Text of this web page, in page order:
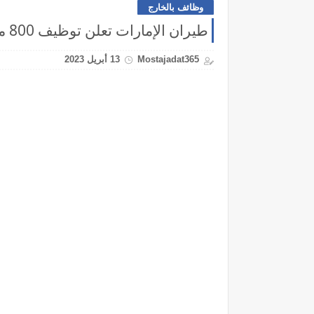
وظائف بالخارج
طيران الإمارات تعلن توظيف 800 مضيفات ومضيفين الطيران
Mostajadat365 13 أبريل 2023